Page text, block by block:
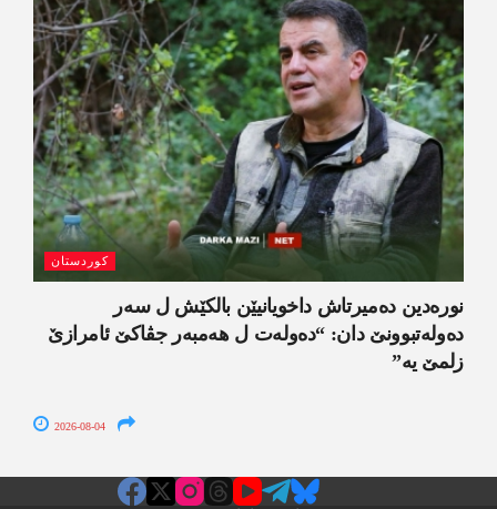
کوردستان
نورەدین دەمیرتاش داخویانیێن بالکێش ل سەر
دەولەتبوونێ دان: “دەولەت ل ھەمبەر جڤاکێ ئامرازێ
زلمێ یە”
2026-08-04